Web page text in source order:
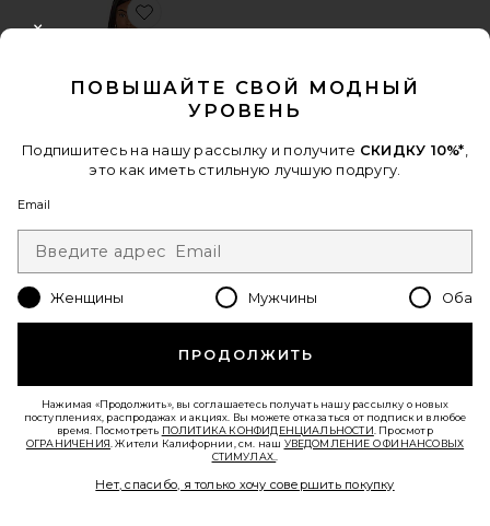
Favorite СЛИТНЫЙ КУПАЛЬНИК GRANGER
СЛИТНЫЙ КУПАЛЬНИК GRANGER
Favorite ВЕЧЕРНЕЕ ПЛАТЬЕ FELICITY
ПОВЫШАЙТЕ СВОЙ МОДНЫЙ
УРОВЕНЬ
Подпишитесь на нашу рассылку и получите СКИДКУ 10%*
это как иметь стильную лучшую подругу.
Email
Женщины Мужчины Оба
ПРОДОЛЖИТЬ
Нажимая «Продолжить», вы соглашаетесь получать нашу рассылку о новых
поступлениях, распродажах и акциях. Вы можете отказаться от подписки в любое
время. Посмотреть ПОЛИТИКА КОНФИДЕНЦИАЛЬНОСТИ . Просмотр
ОГРАНИЧЕНИЯ . Жители Калифорнии, см. наш УВЕДОМЛЕНИЕ О ФИНАНСОВЫХ
СТИМУЛАХ.
Нет, спасибо, я только хочу совершить покупку